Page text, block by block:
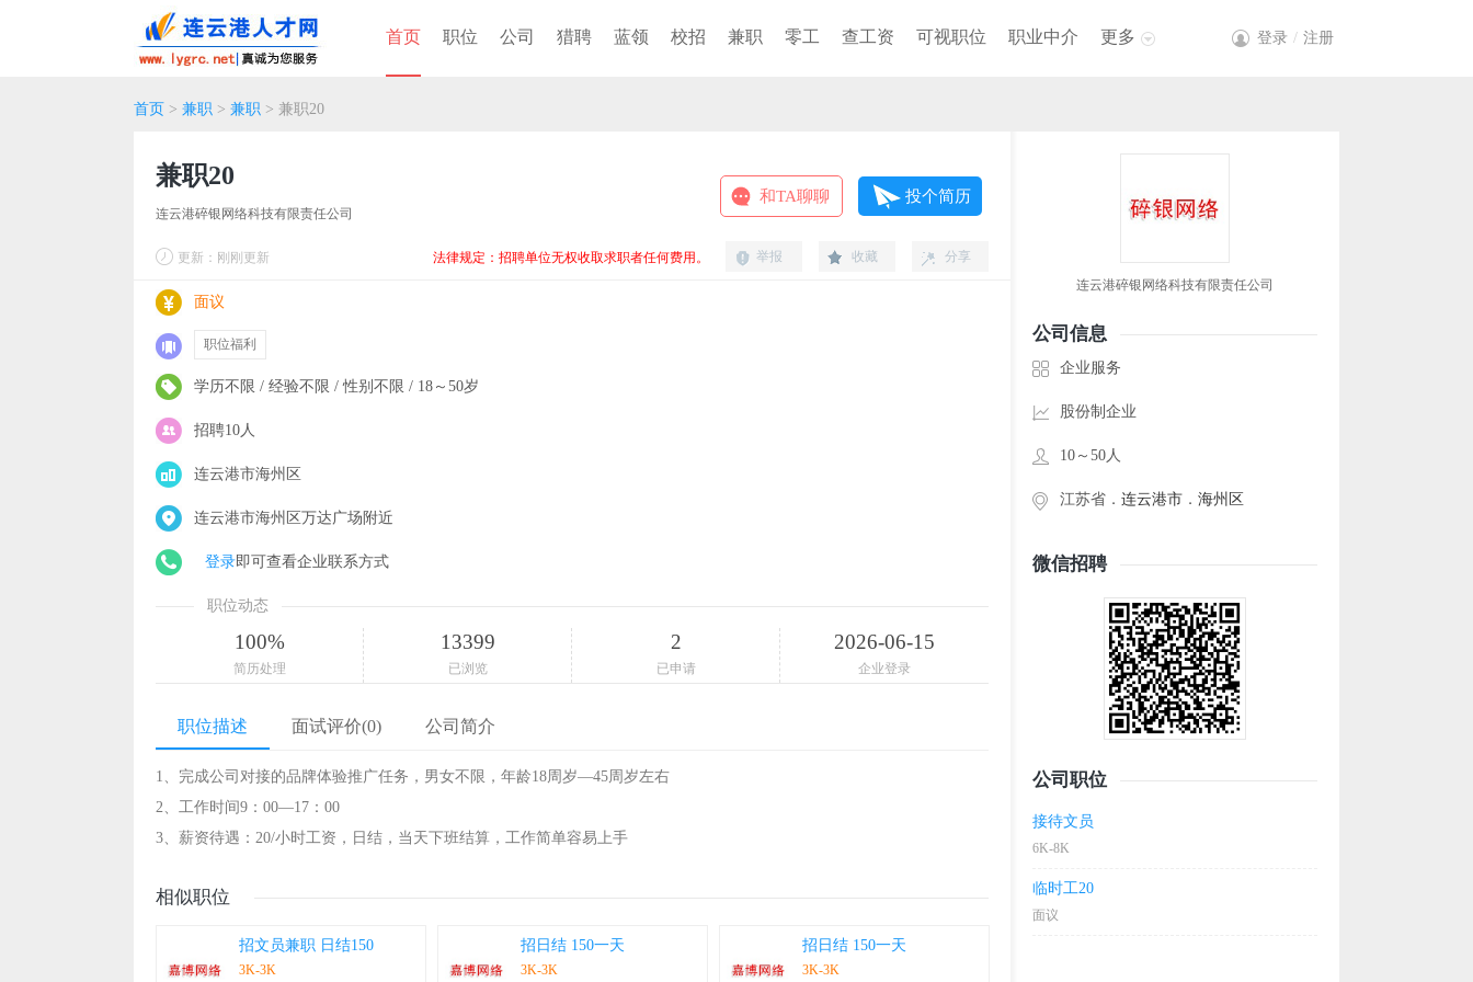
首页 职位 公司 猎聘 蓝领 校招 兼职 零工 查工资 可视职位 职业中介 更多 登录 / 注册
首页 > 兼职 > 兼职 > 兼职20
兼职20
连云港碎银网络科技有限责任公司
和TA聊聊 投个简历
更新：刚刚更新 分享
收藏
举报
法律规定：招聘单位无权收取求职者任何费用。
面议
职位福利
学历不限 / 经验不限 / 性别不限 / 18～50岁
招聘10人
连云港市海州区
连云港市海州区万达广场附近
登录即可查看企业联系方式
职位动态
100%
简历处理
13399
已浏览
2
已申请
2026-06-15
企业登录
职位描述 面试评价(0) 公司简介
1、完成公司对接的品牌体验推广任务，男女不限，年龄18周岁—45周岁左右
2、工作时间9：00—17：00
3、薪资待遇：20/小时工资，日结，当天下班结算，工作简单容易上手
相似职位
招文员兼职 日结150
3K-3K
招日结 150一天
3K-3K
招日结 150一天
3K-3K
连云港碎银网络科技有限责任公司
公司信息
企业服务
股份制企业
10～50人
江苏省． 连云港市 ． 海州区
微信招聘
公司职位
接待文员
6K-8K
临时工20
面议